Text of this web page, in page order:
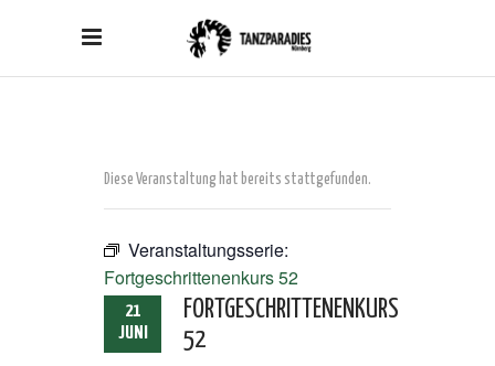
Diese Veranstaltung hat bereits stattgefunden.
Veranstaltungsserie:
Fortgeschrittenenkurs 52
21
JUNI
FORTGESCHRITTENENKURS
52